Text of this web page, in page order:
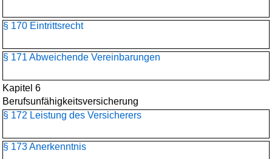
§ 170 Eintrittsrecht
§ 171 Abweichende Vereinbarungen
Kapitel 6
Berufsunfähigkeitsversicherung
§ 172 Leistung des Versicherers
§ 173 Anerkenntnis